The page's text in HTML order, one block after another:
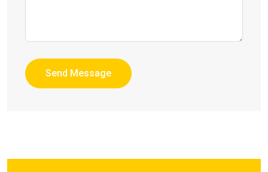
Send Message